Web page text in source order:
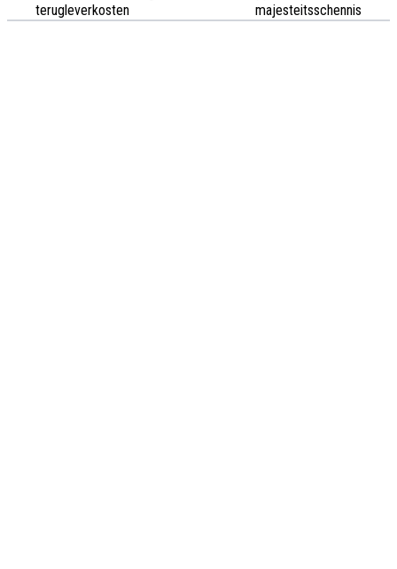
terugleverkosten
majesteitsschennis